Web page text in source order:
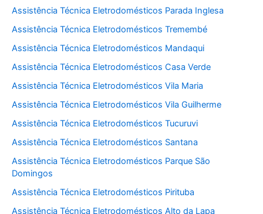
Assistência Técnica Eletrodomésticos Parada Inglesa
Assistência Técnica Eletrodomésticos Tremembé
Assistência Técnica Eletrodomésticos Mandaqui
Assistência Técnica Eletrodomésticos Casa Verde
Assistência Técnica Eletrodomésticos Vila Maria
Assistência Técnica Eletrodomésticos Vila Guilherme
Assistência Técnica Eletrodomésticos Tucuruvi
Assistência Técnica Eletrodomésticos Santana
Assistência Técnica Eletrodomésticos Parque São
Domingos
Assistência Técnica Eletrodomésticos Pirituba
Assistência Técnica Eletrodomésticos Alto da Lapa